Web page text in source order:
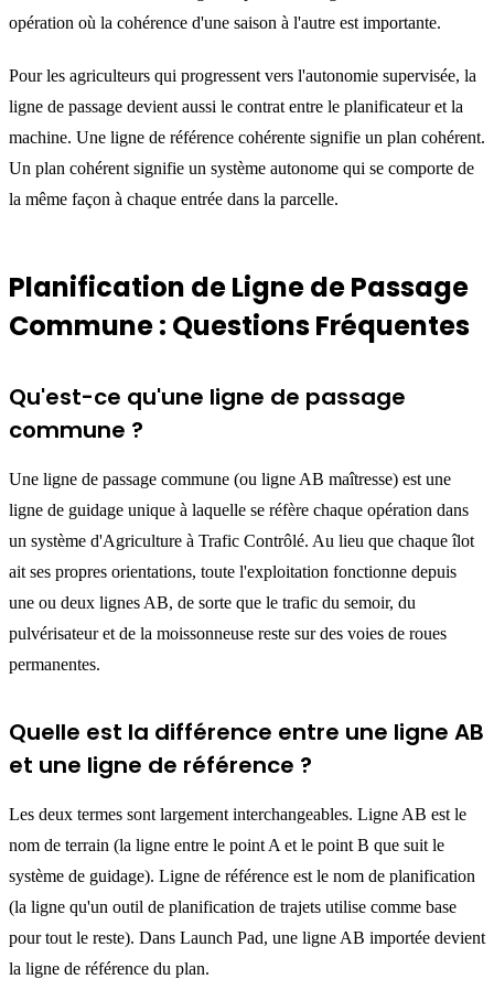
opération où la cohérence d'une saison à l'autre est importante.
Pour les agriculteurs qui progressent vers l'autonomie supervisée, la
ligne de passage devient aussi le contrat entre le planificateur et la
machine. Une ligne de référence cohérente signifie un plan cohérent.
Un plan cohérent signifie un système autonome qui se comporte de
la même façon à chaque entrée dans la parcelle.
Planification de Ligne de Passage
Commune : Questions Fréquentes
Qu'est-ce qu'une ligne de passage
commune ?
Une ligne de passage commune (ou ligne AB maîtresse) est une
ligne de guidage unique à laquelle se réfère chaque opération dans
un système d'Agriculture à Trafic Contrôlé. Au lieu que chaque îlot
ait ses propres orientations, toute l'exploitation fonctionne depuis
une ou deux lignes AB, de sorte que le trafic du semoir, du
pulvérisateur et de la moissonneuse reste sur des voies de roues
permanentes.
Quelle est la différence entre une ligne AB
et une ligne de référence ?
Les deux termes sont largement interchangeables. Ligne AB est le
nom de terrain (la ligne entre le point A et le point B que suit le
système de guidage). Ligne de référence est le nom de planification
(la ligne qu'un outil de planification de trajets utilise comme base
pour tout le reste). Dans Launch Pad, une ligne AB importée devient
la ligne de référence du plan.